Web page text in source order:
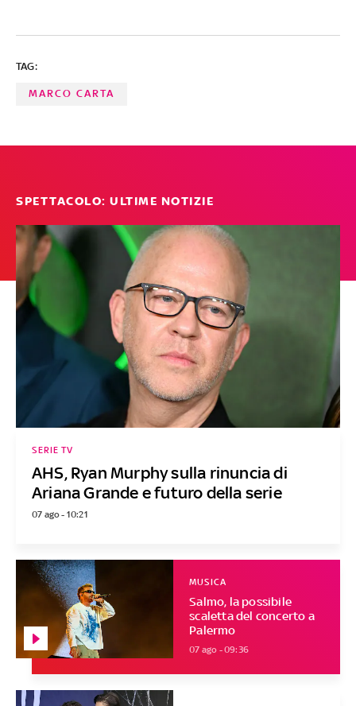
TAG:
MARCO CARTA
SPETTACOLO: ULTIME NOTIZIE
AHS, Ryan Murphy sulla rinuncia di
Ariana Grande e futuro della serie
SERIE TV
07 ago - 10:21
Salmo, la possibile
scaletta del concerto a
Palermo
MUSICA
07 ago - 09:36